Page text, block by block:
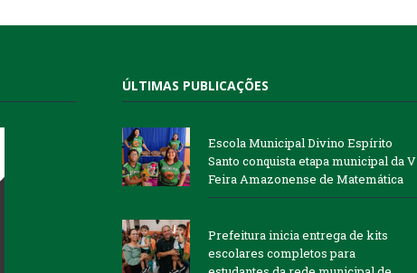
ÚLTIMAS PUBLICAÇÕES
Escola Municipal Divino Espírito
Santo conquista etapa municipal da V
Feira Amazonense de Matemática
Prefeitura inicia entrega de kits
escolares completos para